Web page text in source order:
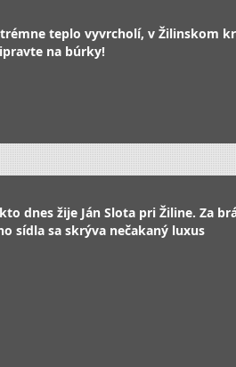
teplo vyvrcholí, v Žilinskom
na búrky!
dnes žije Ján Slota pri Žiline. Za
sídla sa skrýva nečakaný luxus